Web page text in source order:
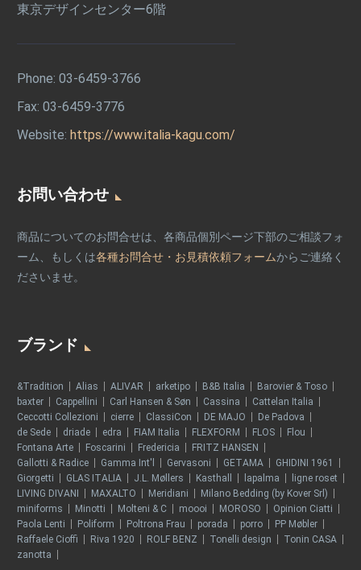
東京デザインセンター6階
Phone: 03-6459-3766
Fax: 03-6459-3776
Website: https://www.italia-kagu.com/
お問い合わせ
商品についてのお問合せは、各商品個別ページ下部のご相談フォ
ーム、もしくは各種お問合せ・お見積依頼フォームからご連絡く
ださいませ。
ブランド
&Tradition Alias ALIVAR arketipo B&B Italia
Barovier & Toso
baxter
Cappellini Carl Hansen & Søn Cassina
Cattelan Italia
Ceccotti Collezioni
cierre ClassiCon DE MAJO
De Padova
de Sede
driade edra FIAM Italia FLEXFORM FLOS
Flou
Fontana Arte
Foscarini Fredericia
FRITZ HANSEN
Gallotti & Radice
Gamma Int'l Gervasoni GETAMA
GHIDINI 1961
Giorgetti
GLAS ITALIA J.L. Møllers Kasthall lapalma
ligne roset
LIVING DIVANI
MAXALTO Meridiani
Milano Bedding (by Kover Srl)
miniforms
Minotti Molteni & C moooi MOROSO
Opinion Ciatti
Paola Lenti
Poliform Poltrona Frau porada porro
PP Møbler
Raffaele Cioffi
Riva 1920 ROLF BENZ Tonelli design
Tonin CASA
zanotta